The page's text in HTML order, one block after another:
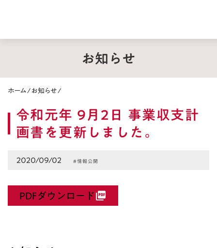
お知らせ
ホーム/お知らせ/
令和元年 9月2日 事業収支計
画書を更新しました。
2020/09/02 #情報公開
PDFダウンロードpicture_as_pdf